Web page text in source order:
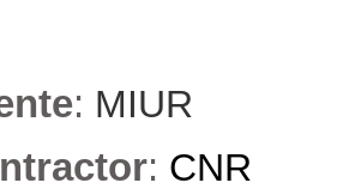
: MIUR
: CNR